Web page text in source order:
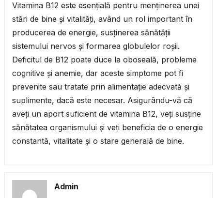
Vitamina B12 este esențială pentru menținerea unei
stări de bine și vitalități, având un rol important în
producerea de energie, susținerea sănătății
sistemului nervos și formarea globulelor roșii.
Deficitul de B12 poate duce la oboseală, probleme
cognitive și anemie, dar aceste simptome pot fi
prevenite sau tratate prin alimentație adecvată și
suplimente, dacă este necesar. Asigurându-vă că
aveți un aport suficient de vitamina B12, veți susține
sănătatea organismului și veți beneficia de o energie
constantă, vitalitate și o stare generală de bine.
Admin